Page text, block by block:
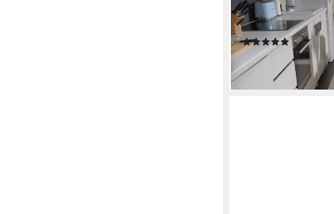
Vögel Blumen
Wohnzimmer &
(1)
94,99 €
lieferbar in 3